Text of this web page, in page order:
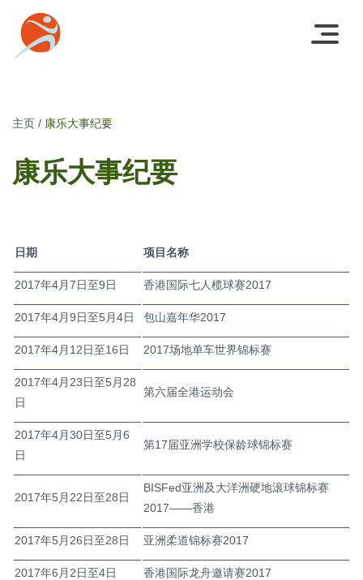
主页 / 康乐大事纪要
康乐大事纪要
日期 项目名称
2017年4月7日至9日 香港国际七人榄球赛2017
2017年4月9日至5月4日 包山嘉年华2017
2017年4月12日至16日 2017场地单车世界锦标赛
2017年4月23日至5月28
日
第六届全港运动会
2017年4月30日至5月6
日
第17届亚洲学校保龄球锦标赛
2017年5月22日至28日
BISFed亚洲及大洋洲硬地滚球锦标赛
2017——香港
2017年5月26日至28日 亚洲柔道锦标赛2017
2017年6月2日至4日 香港国际龙舟邀请赛2017